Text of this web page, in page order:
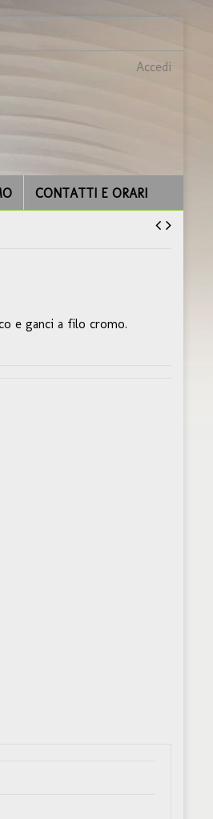
Accedi
CONTATTI E ORARI
e ganci a filo cromo.